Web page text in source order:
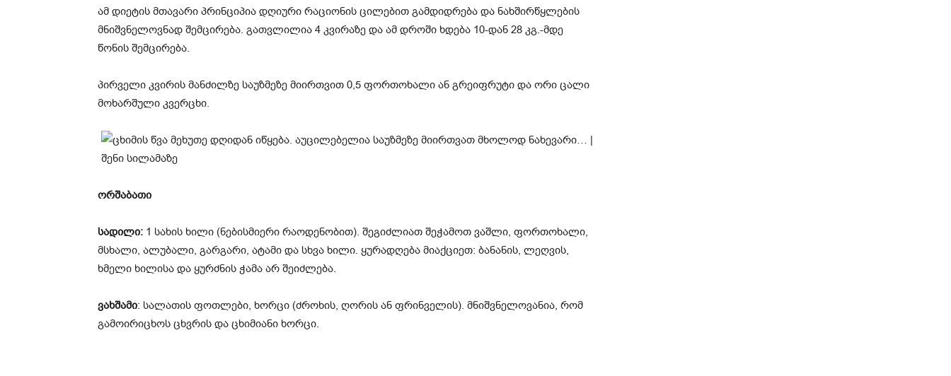
ამ დიეტის მთავარი პრინციპია დღიური რაციონის ცილებით გამდიდრება და ნახშირწყლების
მნიშვნელოვნად შემცირება. გათვლილია 4 კვირაზე და ამ დროში ხდება 10-დან 28 კგ.-მდე
წონის შემცირება.
პირველი კვირის მანძილზე საუზმეზე მიირთვით 0,5 ფორთოხალი ან გრეიფრუტი და ორი ცალი
მოხარშული კვერცხი.
ორშაბათი
სადილი: 1 სახის ხილი (ნებისმიერი რაოდენობით). შეგიძლიათ შეჭამოთ ვაშლი, ფორთოხალი,
მსხალი, ალუბალი, გარგარი, ატამი და სხვა ხილი. ყურადღება მიაქციეთ: ბანანის, ლეღვის,
ხმელი ხილისა და ყურძნის ჭამა არ შეიძლება.
ვახშამი: სალათის ფოთლები, ხორცი (ძროხის, ღორის ან ფრინველის). მნიშვნელოვანია, რომ
გამოირიცხოს ცხვრის და ცხიმიანი ხორცი.